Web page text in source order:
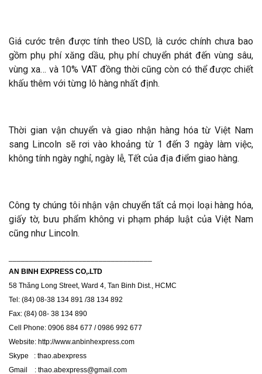
Giá cước trên được tính theo USD, là cước chính chưa bao
gồm phụ phí xăng dầu, phụ phí chuyển phát đến vùng sâu,
vùng xa… và 10% VAT đồng thời cũng còn có thể được chiết
khấu thêm với từng lô hàng nhất định.
Thời gian vận chuyển và giao nhận hàng hóa từ Việt Nam
sang Lincoln sẽ rơi vào khoảng từ 1 đến 3 ngày làm việc,
không tính ngày nghỉ, ngày lễ, Tết của địa điểm giao hàng.
Công ty chúng tôi nhận vận chuyển tất cả mọi loại hàng hóa,
giấy tờ, bưu phẩm không vi phạm pháp luật của Việt Nam
cũng như Lincoln.
AN BINH EXPRESS CO,.LTD
58 Thăng Long Street, Ward 4, Tan Binh Dist., HCMC
Tel: (84) 08-38 134 891 /38 134 892
Fax: (84) 08- 38 134 890
Cell Phone: 0906 884 677 / 0986 992 677
Website: http://www.anbinhexpress.com
Skype : thao.abexpress
Gmail : thao.abexpress@gmail.com